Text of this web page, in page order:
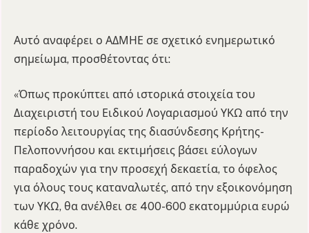
Αυτό αναφέρει ο ΑΔΜΗΕ σε σχετικό ενημερωτικό
σημείωμα, προσθέτοντας ότι:
«Όπως προκύπτει από ιστορικά στοιχεία του
Διαχειριστή του Ειδικού Λογαριασμού ΥΚΩ από την
περίοδο λειτουργίας της διασύνδεσης Κρήτης-
Πελοποννήσου και εκτιμήσεις βάσει εύλογων
παραδοχών για την προσεχή δεκαετία, το όφελος
για όλους τους καταναλωτές, από την εξοικονόμηση
των ΥΚΩ, θα ανέλθει σε 400-600 εκατομμύρια ευρώ
κάθε χρόνο.